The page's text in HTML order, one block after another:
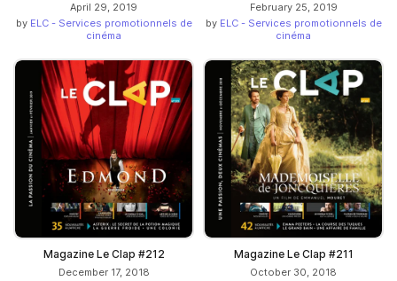
April 29, 2019
by ELC - Services promotionnels de
cinéma
February 25, 2019
by ELC - Services promotionnels de
cinéma
Magazine Le Clap #212
December 17, 2018
Magazine Le Clap #211
October 30, 2018